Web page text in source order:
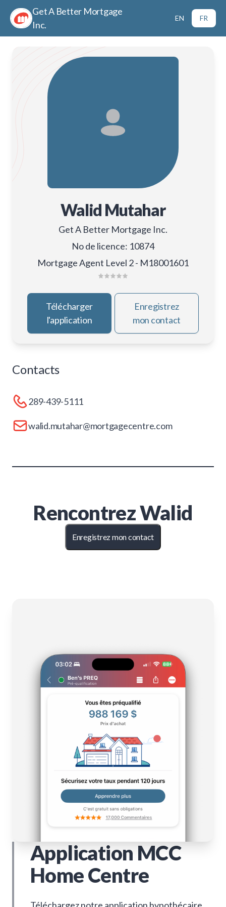
Get A Better Mortgage
Inc.
EN FR
Walid Mutahar
Get A Better Mortgage Inc.
No de licence: 10874
Mortgage Agent Level 2 - M18001601
Télécharger
l'application
Enregistrez
mon contact
Contacts
289-439-5111
walid.mutahar@mortgagecentre.com
RencontrezWalid
Enregistrez mon contact
Application MCC
Home Centre